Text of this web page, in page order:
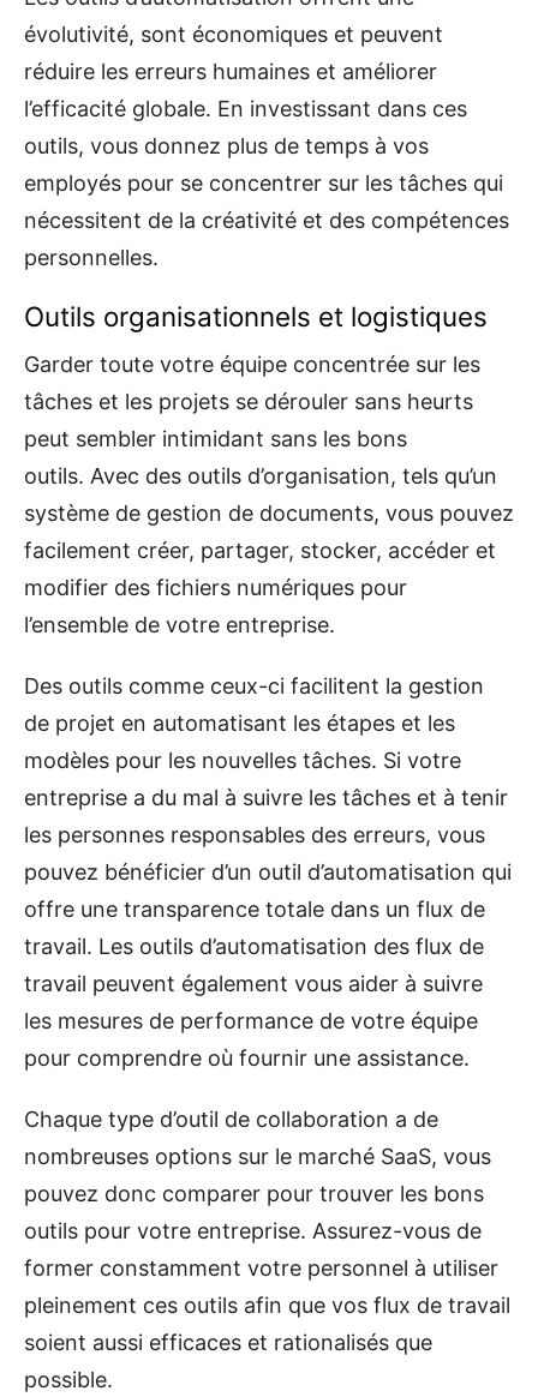
évolutivité, sont économiques et peuvent
réduire les erreurs humaines et améliorer
l’efficacité globale. En investissant dans ces
outils, vous donnez plus de temps à vos
employés pour se concentrer sur les tâches qui
nécessitent de la créativité et des compétences
personnelles.
Outils organisationnels et logistiques
Garder toute votre équipe concentrée sur les
tâches et les projets se dérouler sans heurts
peut sembler intimidant sans les bons
outils. Avec des outils d’organisation, tels qu’un
système de gestion de documents, vous pouvez
facilement créer, partager, stocker, accéder et
modifier des fichiers numériques pour
l’ensemble de votre entreprise.
Des outils comme ceux-ci facilitent la gestion
de projet en automatisant les étapes et les
modèles pour les nouvelles tâches. Si votre
entreprise a du mal à suivre les tâches et à tenir
les personnes responsables des erreurs, vous
pouvez bénéficier d’un outil d’automatisation qui
offre une transparence totale dans un flux de
travail. Les outils d’automatisation des flux de
travail peuvent également vous aider à suivre
les mesures de performance de votre équipe
pour comprendre où fournir une assistance.
Chaque type d’outil de collaboration a de
nombreuses options sur le marché SaaS, vous
pouvez donc comparer pour trouver les bons
outils pour votre entreprise. Assurez-vous de
former constamment votre personnel à utiliser
pleinement ces outils afin que vos flux de travail
soient aussi efficaces et rationalisés que
possible.